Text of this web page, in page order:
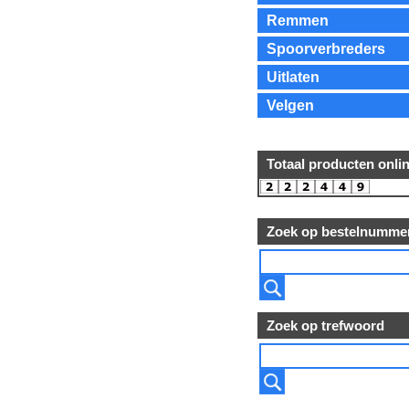
Remmen
Spoorverbreders
Uitlaten
Velgen
Totaal producten
Zoek op
Zoek op trefwoord